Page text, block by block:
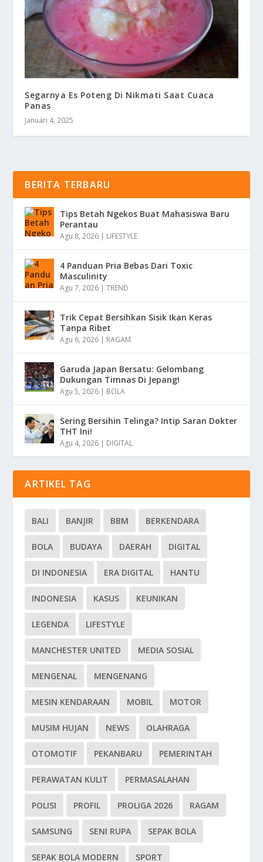
Segarnya Es Poteng Di Nikmati Saat Cuaca
Panas
Januari 4, 2025
BERITA TERBARU
Tips Betah Ngekos Buat Mahasiswa Baru
Perantau
Agu 8, 2026 | LIFESTYLE
4 Panduan Pria Bebas Dari Toxic
Masculinity
Agu 7, 2026 |TREND
Trik Cepat Bersihkan Sisik Ikan Keras
Tanpa Ribet
Agu 6, 2026 | RAGAM
Garuda Japan Bersatu: Gelombang
Dukungan Timnas Di Jepang!
Agu 5, 2026 | BOLA
Sering Bersihin Telinga? Intip Saran Dokter
THT Ini!
Agu 4, 2026 | DIGITAL
ARTIKEL TAG
BALI BANJIR BBM BERKENDARA
BOLA BUDAYA DAERAH DIGITAL
DI INDONESIA ERA DIGITAL HANTU
INDONESIA KASUS KEUNIKAN
LEGENDA LIFESTYLE
MANCHESTER UNITED MEDIA SOSIAL
MENGENAL MENGENANG
MESIN KENDARAAN MOBIL MOTOR
MUSIM HUJAN NEWS OLAHRAGA
OTOMOTIF PEKANBARU PEMERINTAH
PERAWATAN KULIT PERMASALAHAN
POLISI PROFIL PROLIGA 2026 RAGAM
SAMSUNG SENI RUPA SEPAK BOLA
SEPAK BOLA MODERN SPORT